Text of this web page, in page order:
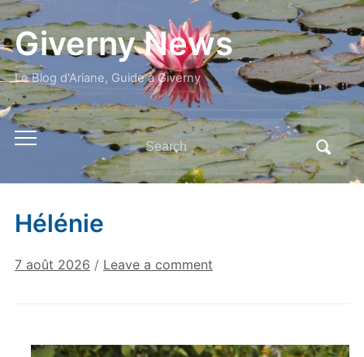
Giverny News
Le Blog d'Ariane, Guide à Giverny
Toggle
menu
Search
for:
Hélénie
7 août 2026 / Leave a comment